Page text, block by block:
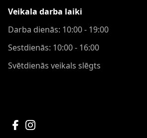
Veikala darba laiki
Darba dienās: 10:00 - 19:00
Sestdienās: 10:00 - 16:00
Svētdienās veikals slēgts